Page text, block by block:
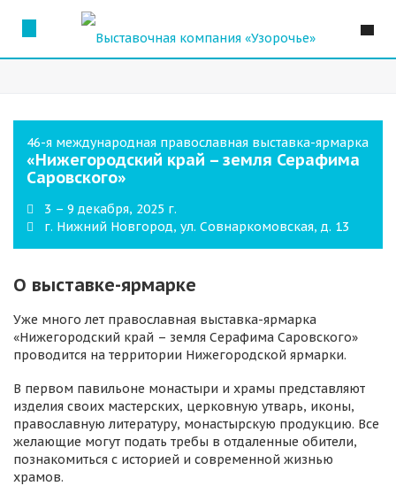
46-я международная православная выставка-ярмарка
«Нижегородский край – земля Серафима
Саровского»
3 – 9 декабря, 2025 г.
г. Нижний Новгород, ул. Совнаркомовская, д. 13
О выставке-ярмарке
Уже много лет православная выставка-ярмарка
«Нижегородский край – земля Серафима Саровского»
проводится на территории Нижегородской ярмарки.
В первом павильоне монастыри и храмы представляют
изделия своих мастерских, церковную утварь, иконы,
православную литературу, монастырскую продукцию. Все
желающие могут подать требы в отдаленные обители,
познакомиться с историей и современной жизнью
храмов.